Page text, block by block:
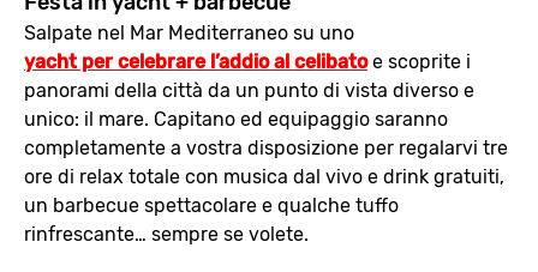
Salpate nel Mar Mediterraneo su uno
yacht per celebrare l’addio al celibatoe scoprite i
panorami della città da un punto di vista diverso e
unico: il mare. Capitano ed equipaggio saranno
completamente a vostra disposizione per regalarvi tre
ore di relax totale con musica dal vivo e drink gratuiti,
un barbecue spettacolare e qualche tuffo
rinfrescante… sempre se volete.